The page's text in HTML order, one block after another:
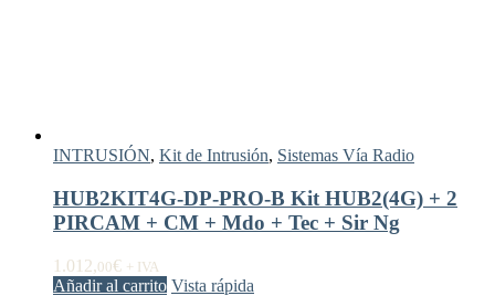
INTRUSIÓN, Kit de Intrusión, Sistemas Vía Radio
HUB2KIT4G-DP-PRO-B Kit HUB2(4G) + 2
PIRCAM + CM + Mdo + Tec + Sir Ng
1.012,00€ + IVA
Añadir al carrito Vista rápida